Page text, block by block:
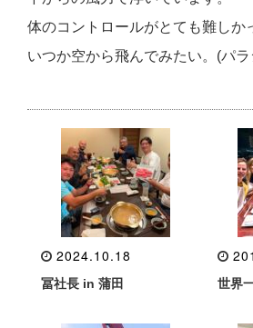
体のコントロールがとても難しか
いつか空から飛んでみたい。(パ
2024.10.18
冨社長 in 蒲田 世界